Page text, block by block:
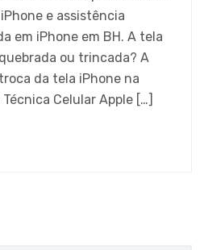
e assistência
em iPhone em BH. A tela
ou trincada? A
da tela iPhone na
Celular Apple […]